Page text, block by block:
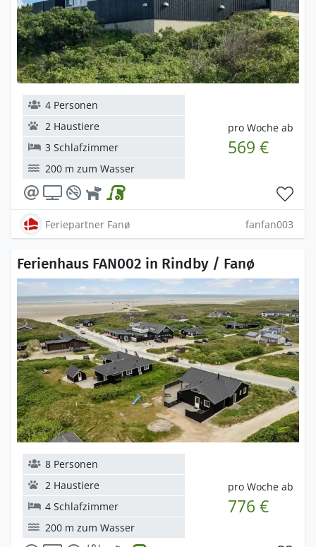
pro Woche ab
569 €
4 Personen
2 Haustiere
3 Schlafzimmer
200 m zum Wasser
Feriepartner Fanø fanfan003
Ferienhaus FAN002 in Rindby / Fanø
pro Woche ab
776 €
8 Personen
2 Haustiere
4 Schlafzimmer
200 m zum Wasser